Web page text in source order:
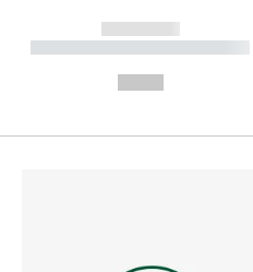
------------
----------- ----------- ----------